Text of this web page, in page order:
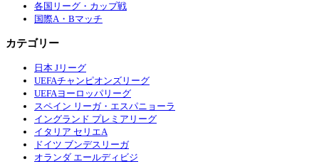
各国リーグ・カップ戦
国際A・Bマッチ
カテゴリー
日本 Jリーグ
UEFAチャンピオンズリーグ
UEFAヨーロッパリーグ
スペイン リーガ・エスパニョーラ
イングランド プレミアリーグ
イタリア セリエA
ドイツ ブンデスリーガ
オランダ エールディビジ